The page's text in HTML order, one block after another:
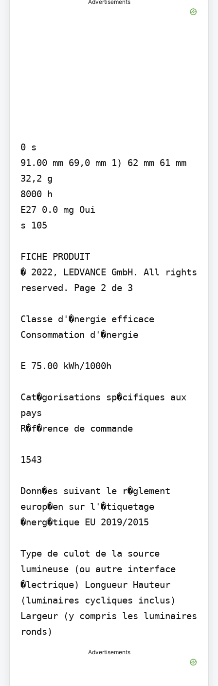
Advertisements
0 s
91.00 mm 69,0 mm 1) 62 mm 61 mm
32,2 g
8000 h
E27 0.0 mg Oui
s 105
FICHE PRODUIT
� 2022, LEDVANCE GmbH. All rights
reserved. Page 2 de 3
Classe d'�nergie efficace
Consommation d'�nergie
E 75.00 kWh/1000h
Cat�gorisations sp�cifiques aux
pays
R�f�rence de commande
1543
Donn�es suivant le r�glement
europ�en sur l'�tiquetage
�nerg�tique EU 2019/2015
Type de culot de la source
lumineuse (ou autre interface
�lectrique) Longueur Hauteur
(luminaires cycliques inclus)
Largeur (y compris les luminaires
ronds)
Advertisements